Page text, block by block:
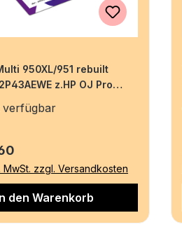
950XL/951 rebuilt
z.HP OJ Pro
Preis:
MwSt. zzgl. Versandkosten
den Warenkorb